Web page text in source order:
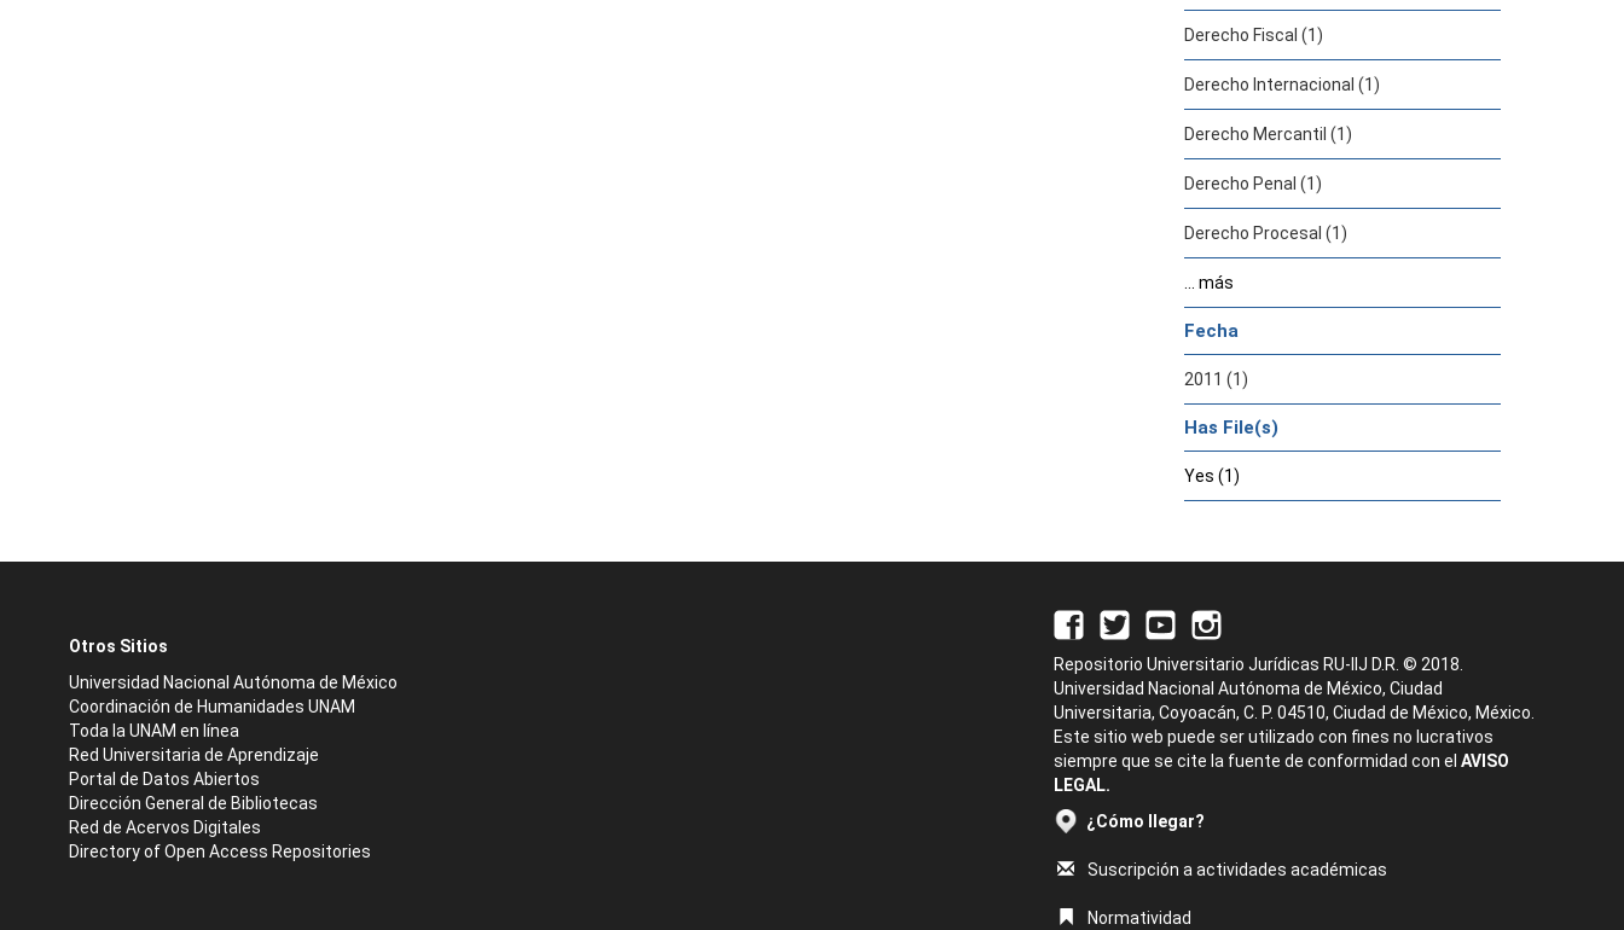
Derecho Fiscal (1)
Derecho Internacional (1)
Derecho Mercantil (1)
Derecho Penal (1)
Derecho Procesal (1)
... más
Fecha
2011 (1)
Has File(s)
Yes (1)
Otros Sitios
Universidad Nacional Autónoma de México
Coordinación de Humanidades UNAM
Toda la UNAM en línea
Red Universitaria de Aprendizaje
Portal de Datos Abiertos
Dirección General de Bibliotecas
Red de Acervos Digitales
Directory of Open Access Repositories
Repositorio Universitario Jurídicas RU-IIJ D.R. © 2018.
Universidad Nacional Autónoma de México, Ciudad
Universitaria, Coyoacán, C. P. 04510, Ciudad de México, México.
Este sitio web puede ser utilizado con fines no lucrativos
siempre que se cite la fuente de conformidad con el AVISO
LEGAL.
¿Cómo llegar?
Suscripción a actividades académicas
Normatividad